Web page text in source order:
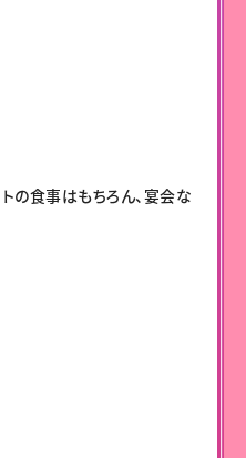
の食事はもちろん、宴会な